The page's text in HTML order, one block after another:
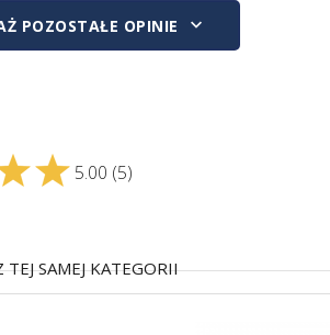
POZOSTAŁE OPINIE keyboard_arrow_down
5.00 (5)
SAMEJ KATEGORII